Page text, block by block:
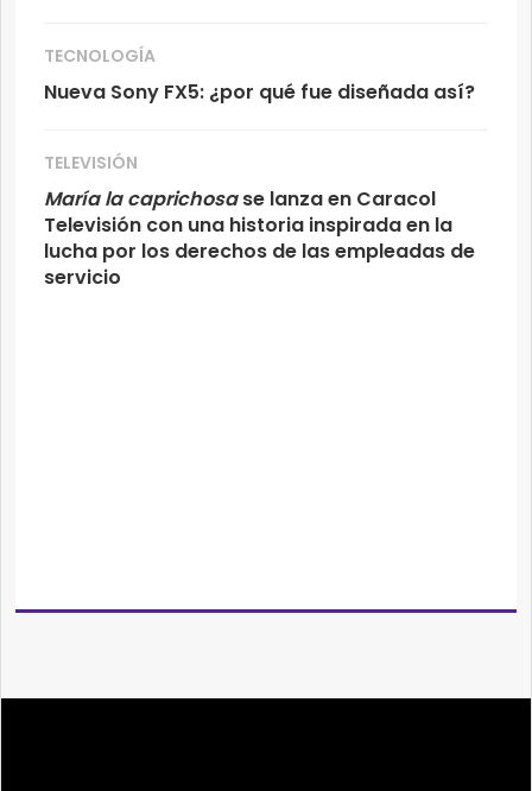
TECNOLOGÍA
Nueva Sony FX5: ¿por qué fue diseñada así?
TELEVISIÓN
María la caprichosase lanza en Caracol
Televisión con una historia inspirada en la
lucha por los derechos de las empleadas de
servicio